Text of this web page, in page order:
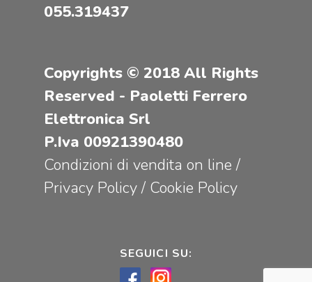
055.319437
Copyrights © 2018 All Rights
Reserved - Paoletti Ferrero
Elettronica Srl
P.Iva 00921390480
Condizioni di vendita on line /
Privacy Policy/ Cookie Policy
SEGUICI SU: